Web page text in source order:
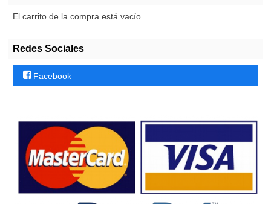
El carrito de la compra está vacío
Redes Sociales
Facebook